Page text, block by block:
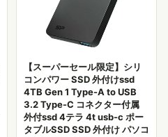
【スーパーセール限定】シリ
コンパワー SSD 外付けssd
4TB Gen 1 Type-A to USB
3.2 Type-C コネクター付属
外付ssd 4テラ 4t usb-c ポー
タブルSSD SSD 外付け パソコ